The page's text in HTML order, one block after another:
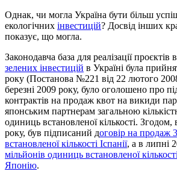
Однак, чи могла Україна бути більш
екологічних інвестицій? Досвід інших
показує, що могла.
Законодавча база для реалізації проєктів
зелених інвестицій в Україні була
року (Постанова №221 від 22 лютого
березні 2009 року, було оголошено про
контрактів на продаж квот на викиди
японським партнерам загальною
одиниць встановленої кількості. Згодом,
року, був підписаний договір на продаж
встановленої кількості Іспанії, а в липні
мільйонів одиниць встановленої
Японію.